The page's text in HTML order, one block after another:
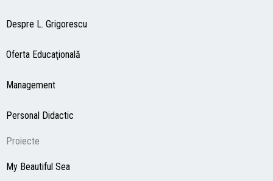
Despre L. Grigorescu
Oferta Educaţională
Management
Personal Didactic
Proiecte
My Beautiful Sea